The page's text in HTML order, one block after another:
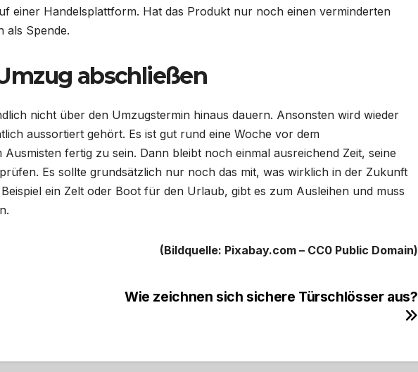
einer Handelsplattform. Hat das Produkt nur noch einen verminderten
als Spende.
abschließen
nicht über den Umzugstermin hinaus dauern. Ansonsten wird wieder
aussortiert gehört. Es ist gut rund eine Woche vor dem
fertig zu sein. Dann bleibt noch einmal ausreichend Zeit, seine
Es sollte grundsätzlich nur noch das mit, was wirklich in der Zukunft
ein Zelt oder Boot für den Urlaub, gibt es zum Ausleihen und muss
(Bildquelle: Pixabay.com – CC0 Public Domain)
Wie zeichnen sich sichere Türschlösser aus?